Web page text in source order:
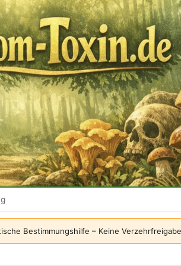
Bestimmungshilfe – Keine